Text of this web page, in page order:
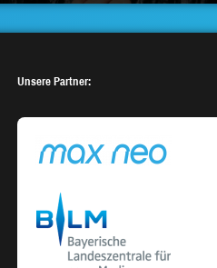
Unsere Partner: